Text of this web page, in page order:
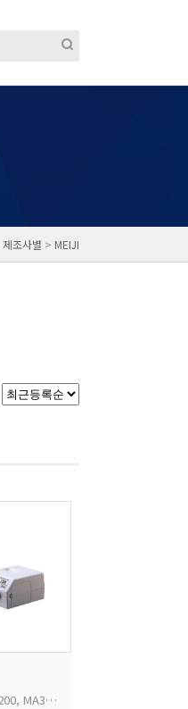
제조사별 > MEIJI
FL151/200, FL-152/200, MA305/200